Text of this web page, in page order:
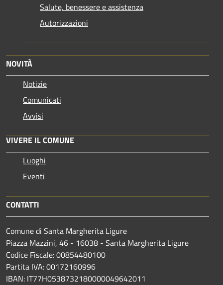
Salute, benessere e assistenza
Autorizzazioni
NOVITÀ
Notizie
Comunicati
Avvisi
VIVERE IL COMUNE
Luoghi
Eventi
CONTATTI
Comune di Santa Margherita Ligure
Piazza Mazzini, 46 - 16038 - Santa Margherita Ligure
Codice Fiscale: 00854480100
Partita IVA: 00172160996
IBAN: IT77H0538732180000049642011